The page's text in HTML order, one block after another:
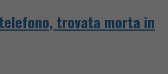
trovata morta in